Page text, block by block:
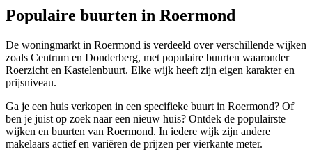
Populaire buurten in Roermond
De woningmarkt in Roermond is verdeeld over verschillende wijken
zoals Centrum en Donderberg, met populaire buurten waaronder
Roerzicht en Kastelenbuurt. Elke wijk heeft zijn eigen karakter en
prijsniveau.
Ga je een huis verkopen in een specifieke buurt in Roermond? Of
ben je juist op zoek naar een nieuw huis? Ontdek de populairste
wijken en buurten van Roermond. In iedere wijk zijn andere
makelaars actief en variëren de prijzen per vierkante meter.